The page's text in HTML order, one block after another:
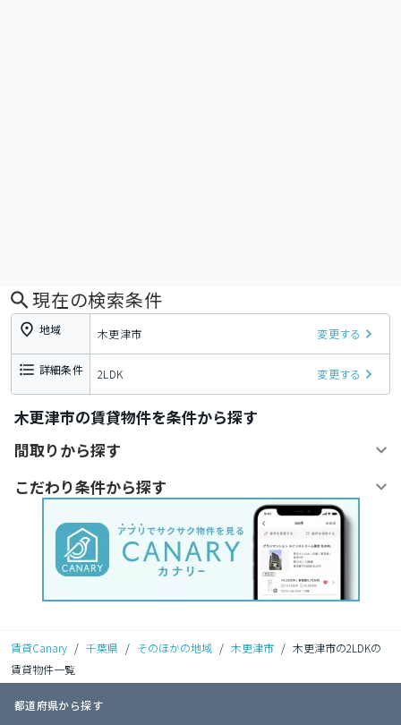
現在の検索条件
地域 木更津市 変更する
詳細条件 2LDK 変更する
木更津市の賃貸物件を条件から探す
間取りから探す
こだわり条件から探す
賃貸Canary / 千葉県 / そのほかの地域 / 木更津市 / 木更津市の2LDKの
賃貸物件一覧
都道府県から探す